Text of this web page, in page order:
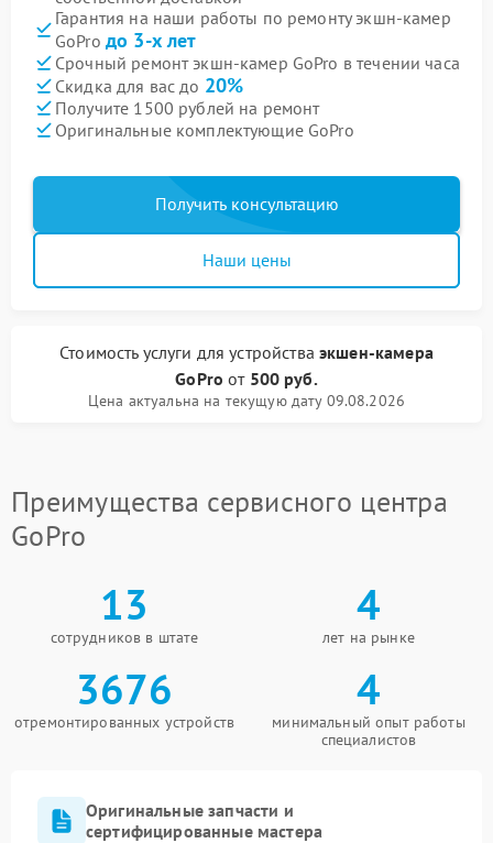
Гарантия на наши работы по ремонту экшн-камер
GoPro до 3-х лет
Срочный ремонт экшн-камер GoPro в течении часа
Скидка для вас до 20%
Получите 1500 рублей на ремонт
Оригинальные комплектующие GoPro
Получить консультацию
Наши цены
Стоимость услуги для устройства экшен-камера
GoPro от 500 руб.
Цена актуальна на текущую дату 09.08.2026
Преимущества сервисного центра
GoPro
13
сотрудников в штате
4
лет на рынке
3676
отремонтированных устройств
4
минимальный опыт работы
специалистов
Оригинальные запчасти и
сертифицированные мастера